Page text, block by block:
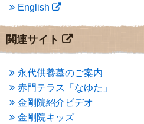
2013年9月(4)
2013年7月
(7)
2013年6月 (6)
2013年5月(13)
2013年4月(1)
2013年3月
(4)
2013年2月(6)
2013年1月(6)
2012年12月(7)
English
関連サイト
永代供養墓のご案内
赤門テラス「なゆた」
金剛院紹介ビデオ
金剛院キッズ